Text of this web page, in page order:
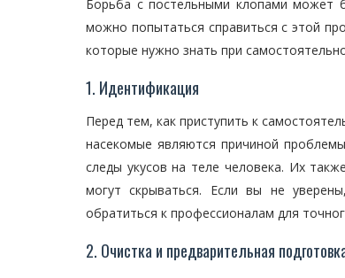
Борьба с постельными клопами может
можно попытаться справиться с этой
которые нужно знать при
1. Идентификация
Перед тем, как приступить к
насекомые являются причиной
следы укусов на теле человека. Их
могут скрываться. Если вы не
обратиться к профессионалам для
2. Очистка и предварительная